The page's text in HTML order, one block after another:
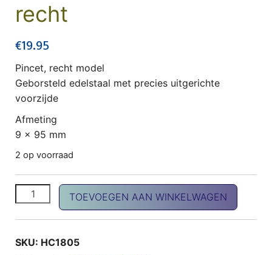
recht
€19.95
Pincet, recht model
Geborsteld edelstaal met precies uitgerichte
voorzijde
Afmeting
9 x 95 mm
2 op voorraad
SekiMagoroku pincet, recht aantal
TOEVOEGEN AAN WINKELWAGEN
SKU: HC1805